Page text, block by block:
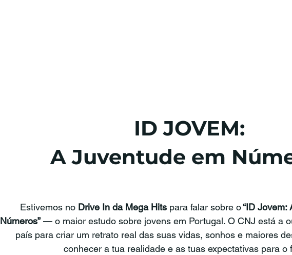
ID JOVEM:
A Juventude em
Estivemos no Drive In da Mega Hits para falar sobre o “ID Jovem:
Números” — o maior estudo sobre jovens em Portugal. O CNJ está a
país para criar um retrato real das suas vidas, sonhos e maiores
conhecer a tua realidade e as tuas expectativas para o